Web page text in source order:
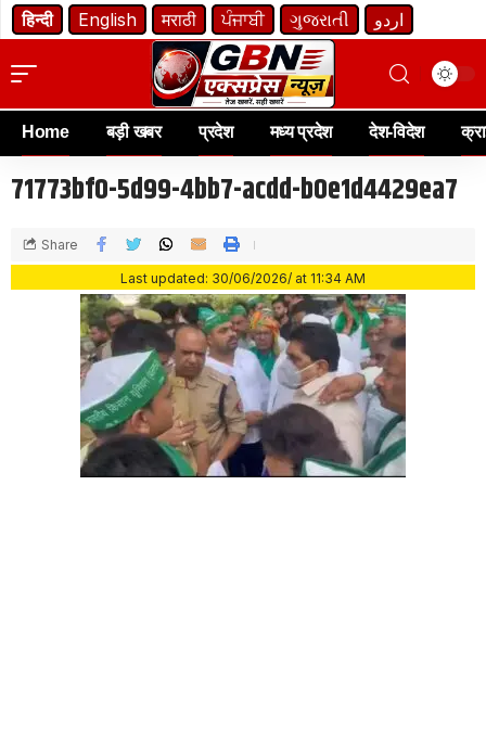
हिन्दी English मराठी ਪੰਜਾਬੀ ગુજરાતી اردو
Home बड़ी खबर प्रदेश मध्य प्रदेश देश-विदेश
71773bf0-5d99-4bb7-acdd-b0e1d4429ea7
Last updated: 30/06/2026/ at 11:34 AM
Share